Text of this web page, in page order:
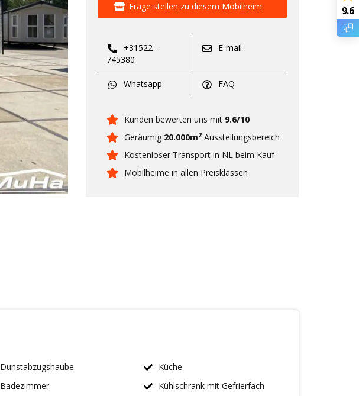
Frage stellen zu diesem Mobilheim
+31522 –
745380
E-mail
Whatsapp FAQ
Kunden bewerten uns mit 9.6/10
Geräumig 20.000m2 Ausstellungsbereich
Kostenloser Transport in NL beim Kauf
Mobilheime in allen Preisklassen
Dunstabzugshaube
Badezimmer
Küche
Kühlschrank mit Gefrierfach
9.6